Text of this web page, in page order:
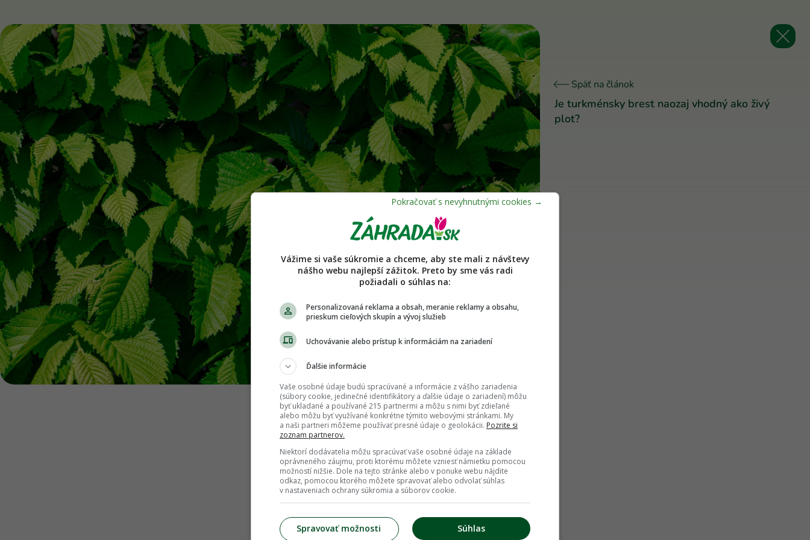
Späť na článok
Je turkménsky brest naozaj vhodný ako živý
plot?
Vážime si vaše súkromie a chceme, aby ste mali z návštevy
nášho webu najlepší zážitok. Preto by sme vás radi
požiadali o súhlas na:
Personalizovaná reklama a obsah, meranie reklamy a obsahu,
prieskum cieľových skupín a vývoj služieb
Uchovávanie alebo prístup k informáciám na zariadení
Ďalšie informácie
Vaše osobné údaje budú spracúvané a informácie z vášho zariadenia
(súbory cookie, jedinečné identifikátory a ďalšie údaje o zariadení) môžu
byť ukladané a používané 215 partnermi a môžu s nimi byť zdieľané
alebo môžu byť využívané konkrétne týmito webovými stránkami. My
a naši partneri môžeme používať presné údaje o geolokácii. Pozrite si
zoznam partnerov.
Niektorí dodávatelia môžu spracúvať vaše osobné údaje na základe
oprávneného záujmu, proti ktorému môžete vzniesť námietku pomocou
možností nižšie. Dole na tejto stránke alebo v ponuke webu nájdite
odkaz, pomocou ktorého môžete spravovať alebo odvolať súhlas
v nastaveniach ochrany súkromia a súborov cookie.
Súhlas
Spravovať možnosti